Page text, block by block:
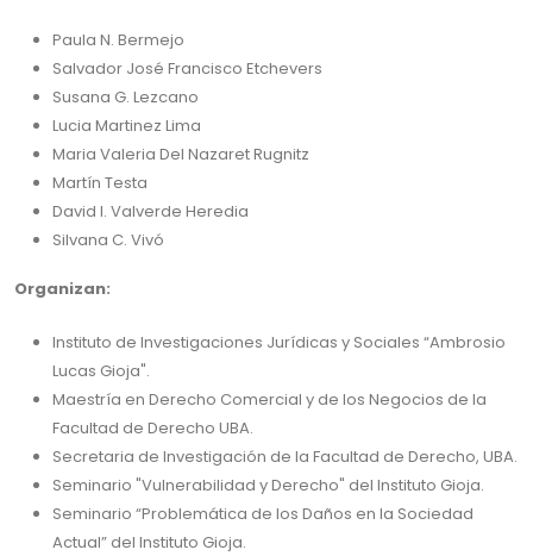
Paula N. Bermejo
Salvador José Francisco Etchevers
Susana G. Lezcano
Lucia Martinez Lima
Maria Valeria Del Nazaret Rugnitz
Martín Testa
David I. Valverde Heredia
Silvana C. Vivó
Organizan:
Instituto de Investigaciones Jurídicas y Sociales “Ambrosio
Lucas Gioja".
Maestría en Derecho Comercial y de los Negocios de la
Facultad de Derecho UBA.
Secretaria de Investigación de la Facultad de Derecho, UBA.
Seminario "Vulnerabilidad y Derecho" del Instituto Gioja.
Seminario “Problemática de los Daños en la Sociedad
Actual” del Instituto Gioja.